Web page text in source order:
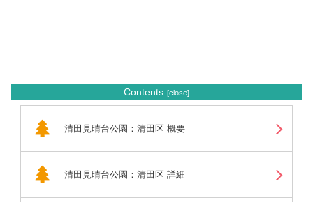
Contents
清田見晴台公園：清田区 概要
清田見晴台公園：清田区 詳細